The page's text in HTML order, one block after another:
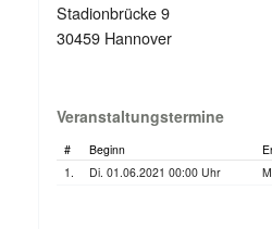
Stadionbrücke 9
30459 Hannover
Veranstaltungstermine
# Beginn
1.
Di. 01.06.2021 00:00 Uhr